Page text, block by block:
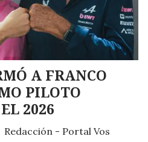
A FRANCO
PILOTO
2026
Redacción - Portal Vos